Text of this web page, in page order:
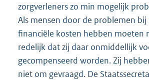
zorgverleners zo min mogelijk
Als mensen door de problemen bij
financiële kosten hebben moeten
redelijk dat zij daar onmiddellijk
gecompenseerd worden. Zij
niet om gevraagd. De